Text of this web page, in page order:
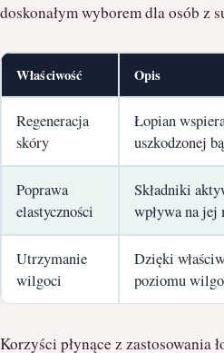
doskonałym wyborem dla osób z
Właściwość Opis
Regeneracja
skóry
Łopian
uszkodzonej
Poprawa
elastyczności
Składniki
wpływa na jej
Utrzymanie
wilgoci
Dzięki
poziomu
Korzyści płynące z zastosowania